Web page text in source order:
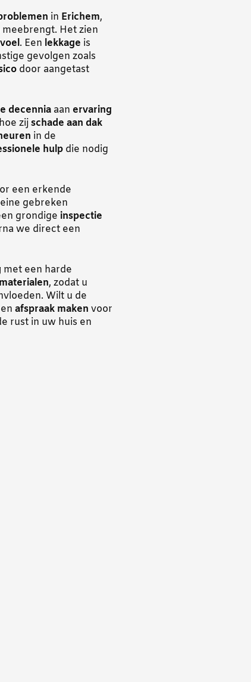
in Erichem,
Het zien
. Een lekkage is
gevolgen zoals
door aangetast
decennia aan ervaring
zijschade aan dak
in de
hulp die nodig
een erkende
gebreken
grondige inspectie
we direct een
met een harde
, zodat u
Wilt u de
afspraak maken voor
rust in uw huis en